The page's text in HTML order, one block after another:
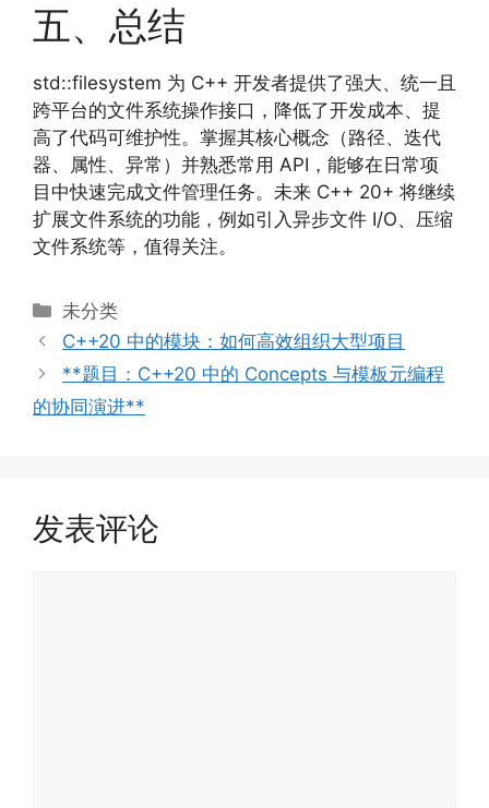
五、总结
std::filesystem 为 C++ 开发者提供了强大、统一且
跨平台的文件系统操作接口，降低了开发成本、提
高了代码可维护性。掌握其核心概念（路径、迭代
器、属性、异常）并熟悉常用 API，能够在日常项
目中快速完成文件管理任务。未来 C++ 20+ 将继续
扩展文件系统的功能，例如引入异步文件 I/O、压缩
文件系统等，值得关注。
分
类
未分类
C++20 中的模块：如何高效组织大型项目
**题目：C++20 中的 Concepts 与模板元编程
的协同演进**
发表评论